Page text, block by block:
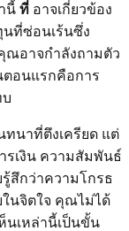
นี้ ที่ อาจเกี่ยวข้อง
ที่ซ่อนเร้นซึ่ง
ณอาจกำลังถามตัว
อนแรกคือการ
นาที่ตึงเครียด แต่
เงิน ความสัมพันธ์
สึกว่าความโกรธ
นจิตใจ คุณไม่ได้
นเหล่านี้เป็นขั้น